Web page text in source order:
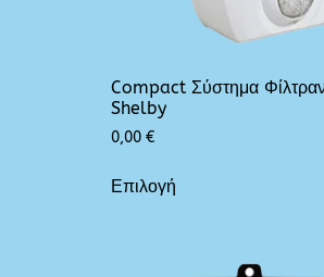
Compact Σύστημα
Shelby
0,00 €
Επιλογή